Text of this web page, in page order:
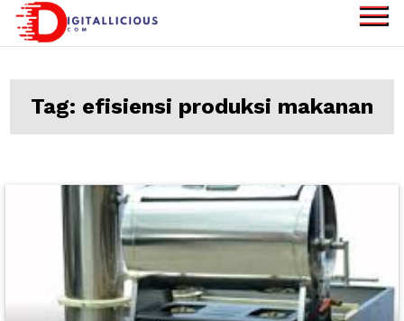
Skip
Information
Tag: efisiensi produksi makanan